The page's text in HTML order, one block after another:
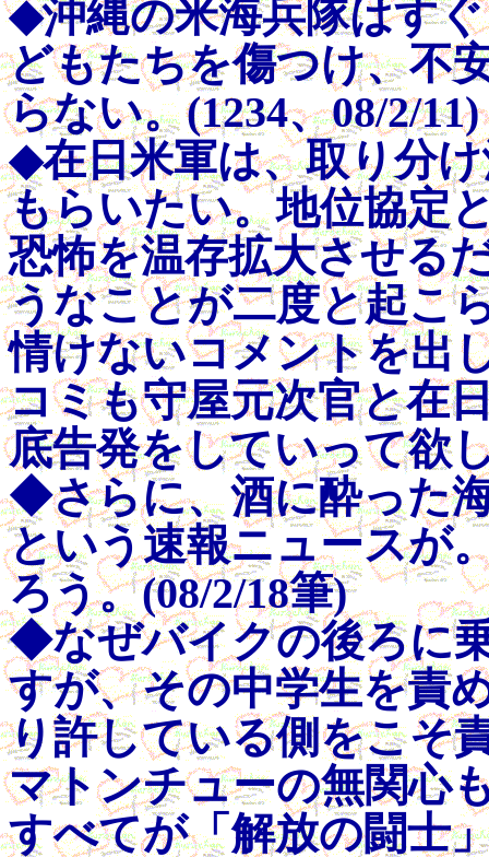
◆沖縄の米海兵隊はす
どもたちを傷つけ、不
らない。(1234、08/2/11)
◆在日米軍は、取り分
もらいたい。地位協定
恐怖を温存拡大させる
うなことが二度と起こ
情けないコメントを出
コミも守屋元次官と在
底告発をしていって欲
◆さらに、酒に酔った
という速報ニュースが
ろう。(08/2/18筆)
◆なぜバイクの後ろに
すが、その中学生を責
り許している側をこそ
マトンチューの無関心
すべてが「解放の闘士